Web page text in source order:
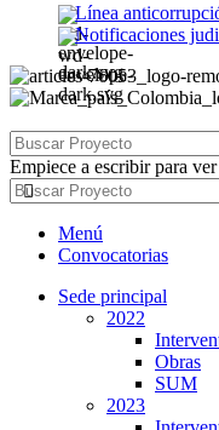
Línea
Notificaciones
Empiece a escribir para
Menú
Convocatorias
Sede principal
2022
Obras
SUM
2023